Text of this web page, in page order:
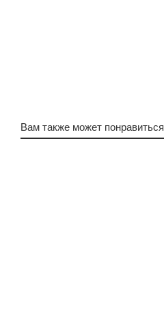
Вам также может понравиться